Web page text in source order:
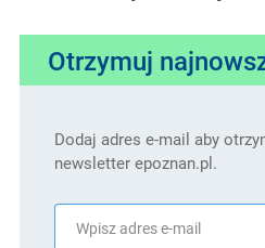
Otrzymuj
Dodaj adres e-mail aby
newsletter epoznan.pl.